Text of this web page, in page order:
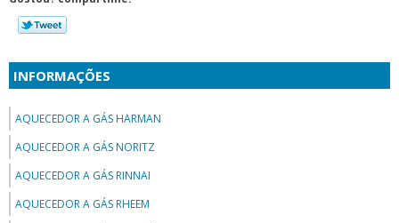
INFORMAÇÕES
AQUECEDOR A GÁS HARMAN
AQUECEDOR A GÁS NORITZ
AQUECEDOR A GÁS RINNAI
AQUECEDOR A GÁS RHEEM